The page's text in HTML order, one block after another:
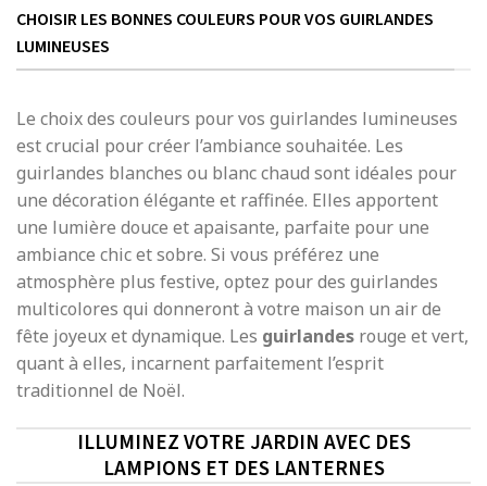
CHOISIR LES BONNES COULEURS POUR VOS GUIRLANDES
LUMINEUSES
Le choix des couleurs pour vos guirlandes lumineuses
est crucial pour créer l’ambiance souhaitée. Les
guirlandes blanches ou blanc chaud sont idéales pour
une décoration élégante et raffinée. Elles apportent
une lumière douce et apaisante, parfaite pour une
ambiance chic et sobre. Si vous préférez une
atmosphère plus festive, optez pour des guirlandes
multicolores qui donneront à votre maison un air de
fête joyeux et dynamique. Les guirlandes rouge et vert,
quant à elles, incarnent parfaitement l’esprit
traditionnel de Noël.
ILLUMINEZ VOTRE JARDIN AVEC DES
LAMPIONS ET DES LANTERNES